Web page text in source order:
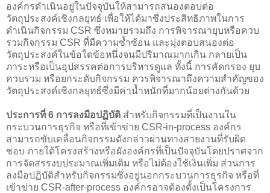
องค์กรดำเนินอยู่ในปัจจุบันให้สามารถสนองตอบต่อ
วัตถุประสงค์เชิงกลยุทธ์ เพื่อให้ได้มาซึ่งประสิทธิภาพในการ
ดำเนินกิจกรรม CSR ซึ่งหมายรวมถึง การพิจารณายุบหรือควบ
รวมกิจกรรม CSR ที่มีความซ้ำซ้อน และมุ่งตอบสนองต่อ
วัตถุประสงค์ในข้อใดข้อหนึ่งจนมีปริมาณมากเกิน กลายเป็น
ภาระหรือเป็นอุปสรรคต่อการบริหารดูแล ทั้งนี้ การคัดกรอง ยุบ
ควบรวม หรือยกระดับกิจกรรม ควรพิจารณาถึงความสำคัญของ
วัตถุประสงค์เชิงกลยุทธ์ซึ่งมีค่าน้ำหนักที่มากน้อยต่างกันด้วย
ประการที่ 6 การลงมือปฏิบัติ สำหรับกิจกรรมที่เป็นงานใน
กระบวนการธุรกิจ หรือที่เข้าข่าย CSR-in-process องค์กร
สามารถขับเคลื่อนกิจกรรมดังกล่าวผ่านทางสายงานที่รับผิด
ชอบ ภายใต้โครงสร้างหรือผังองค์กรที่เป็นปัจจุบันโดยปราศจาก
การจัดสรรงบประมาณเพิ่มเติม หรือไม่ต้องใช้เงินเพิ่ม ส่วนการ
ลงมือปฏิบัติสำหรับกิจกรรมซึ่งอยู่นอกกระบวนการธุรกิจ หรือที่
เข้าข่าย CSR-after-process องค์กรอาจต้องตั้งเป็นโครงการ